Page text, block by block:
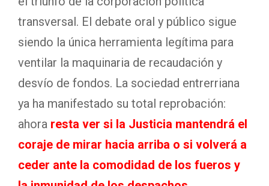
transversal. El debate oral y público sigue
siendo la única herramienta legítima para
ventilar la maquinaria de recaudación y
desvío de fondos. La sociedad entrerriana
ya ha manifestado su total reprobación:
ahora resta ver si la Justicia mantendrá el
coraje de mirar hacia arriba o si volverá a
ceder ante la comodidad de los fueros y